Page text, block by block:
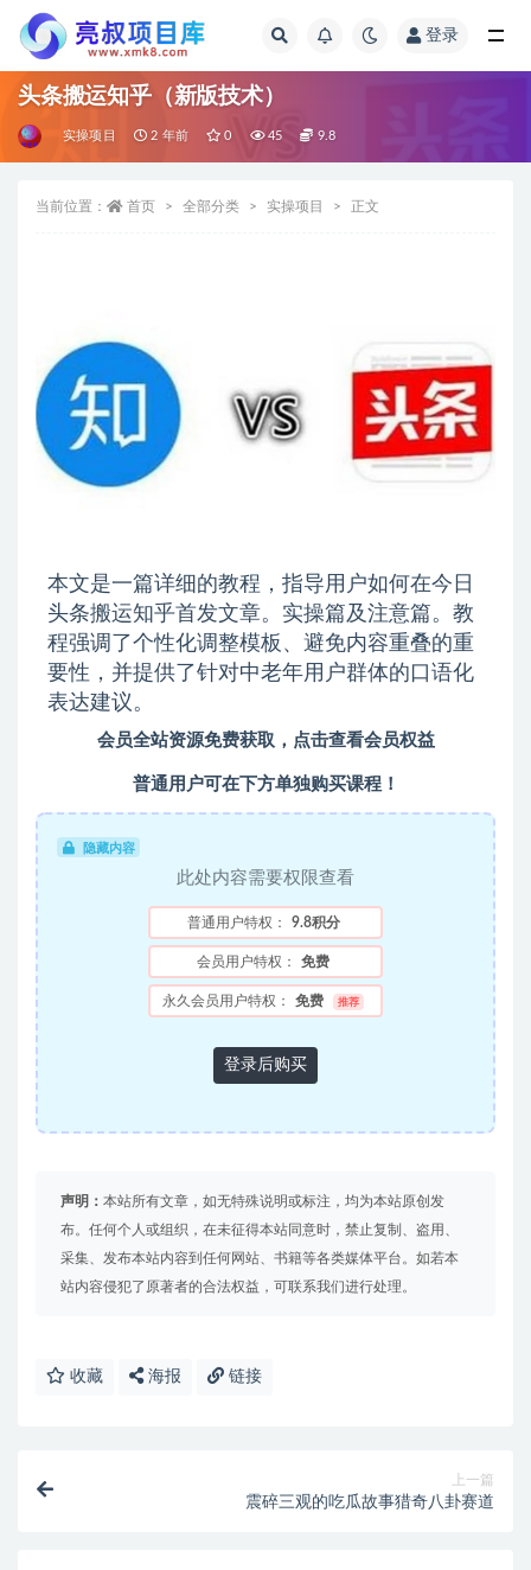
登录
头条搬运知乎（新版技术）
实操项目 2 年前 0 45 9.8
当前位置： 首页 全部分类 实操项目 正文
本文是一篇详细的教程，指导用户如何在今日
头条搬运知乎首发文章。实操篇及注意篇。教
程强调了个性化调整模板、避免内容重叠的重
要性，并提供了针对中老年用户群体的口语化
表达建议。
会员全站资源免费获取，点击查看会员权益
普通用户可在下方单独购买课程！
隐藏内容
此处内容需要权限查看
普通用户特权： 9.8积分
会员用户特权： 免费
永久会员用户特权： 免费 推荐
登录后购买
声明： 本站所有文章，如无特殊说明或标注，均为本站原创发
布。任何个人或组织，在未征得本站同意时，禁止复制、盗用、
采集、发布本站内容到任何网站、书籍等各类媒体平台。如若本
站内容侵犯了原著者的合法权益，可联系我们进行处理。
收藏 海报 链接
上一篇
震碎三观的吃瓜故事猎奇八卦赛道